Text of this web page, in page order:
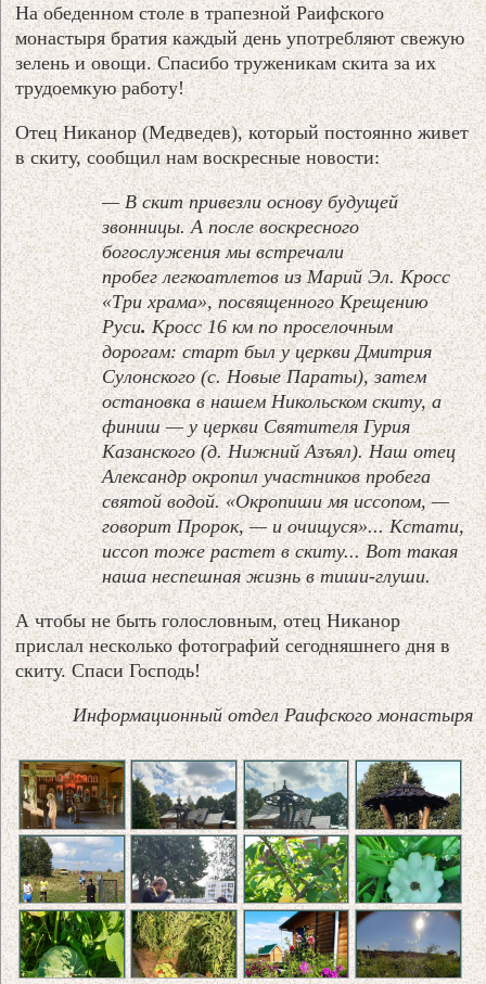
На обеденном столе в трапезной Раифского
монастыря братия каждый день употребляют свежую
зелень и овощи. Спасибо труженикам скита за их
трудоемкую работу!
Отец Никанор (Медведев), который постоянно живет
в скиту, сообщил нам воскресные новости:
— В скит привезли основу будущей
звонницы. А после воскресного
богослужения мы встречали
пробег легкоатлетов из Марий Эл. Кросс
«Три храма», посвященного Крещению
Руси.Кросс 16 км по проселочным
дорогам: старт был у церкви Дмитрия
Сулонского (с. Новые Параты), затем
остановка в нашем Никольском скиту, а
финиш — у церкви Святителя Гурия
Казанского (д. Нижний Азъял). Наш отец
Александр окропил участников пробега
святой водой. «Окропиши мя иссопом, —
говорит Пророк, — и очищуся»... Кстати,
иссоп тоже растет в скиту... Вот такая
наша неспешная жизнь в тиши-глуши.
А чтобы не быть голословным, отец Никанор
прислал несколько фотографий сегодняшнего дня в
скиту. Спаси Господь!
Информационный отдел Раифского монастыря